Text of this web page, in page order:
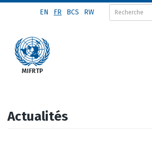
principal
EN FR BCS RW
Actualités